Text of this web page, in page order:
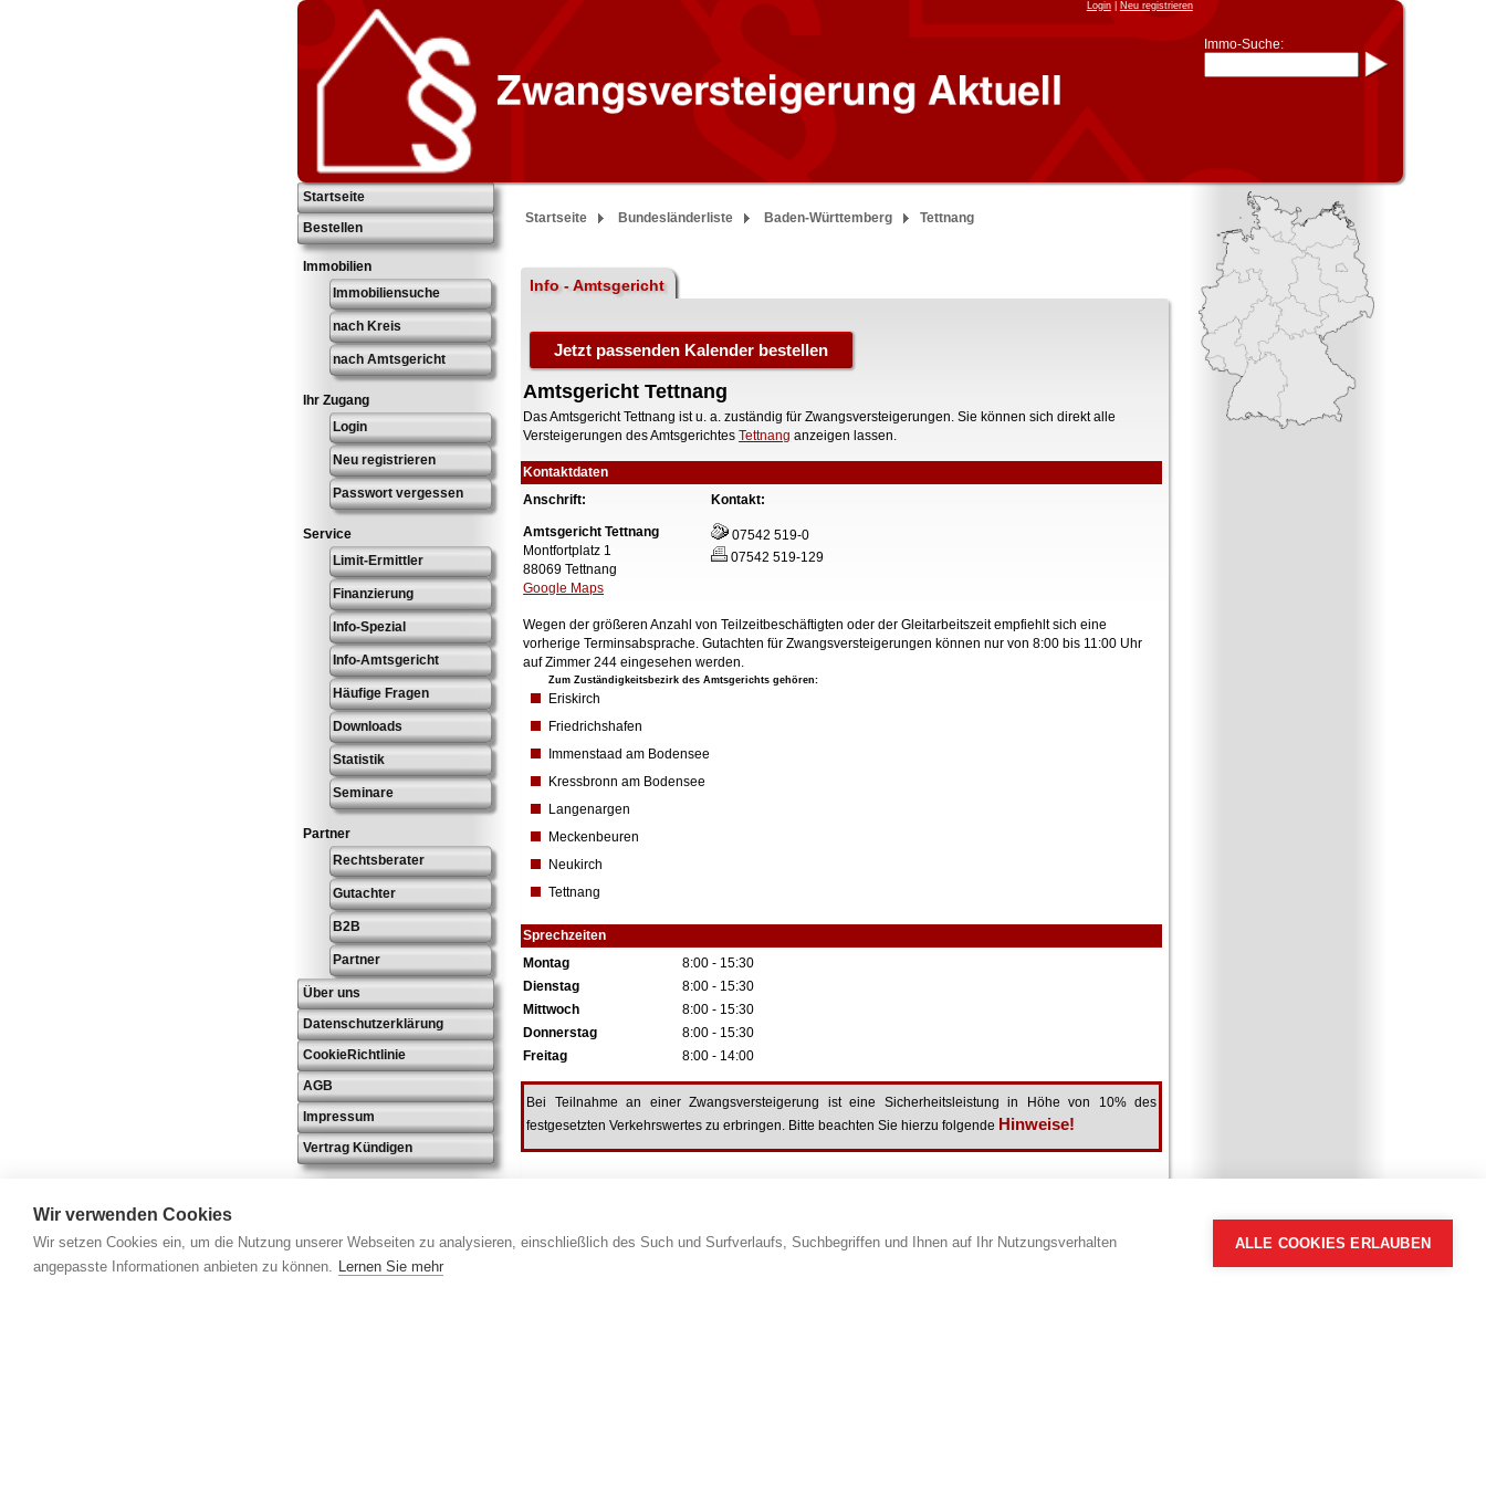
Wir verwenden Cookies
Wir setzen Cookies ein, um die Nutzung unserer Webseiten zu analysieren, einschließlich des Such und Surfverlaufs, Suchbegriffen und Ihnen auf Ihr Nutzungsverhalten
angepasste Informationen anbieten zu können. Lernen Sie mehr
ALLE COOKIES ERLAUBEN
Login| Neu registrieren
Immo-Suche:
* Suche verfeinern durch
Kombinieren
z.B.:
15 Frankfurtfür
Frankfurt/Oder
und
6 Frankfurt
für Frankfurt am
Main
Immobiliensuche
nach Kreis
nach Amtsgericht
Startseite
Bestellen
Immobilien
Immobiliensuche
nach Kreis
nach Amtsgericht
Ihr Zugang
Login
Neu registrieren
Passwort vergessen
Service
Limit-Ermittler
Finanzierung
Info-Spezial
Info-Amtsgericht
Häufige Fragen
Downloads
Statistik
Seminare
Partner
Rechtsberater
Gutachter
B2B
Partner
Über uns
Datenschutzerklärung
CookieRichtlinie
AGB
Impressum
Vertrag Kündigen
Startseite Bundesländerliste Baden-Württemberg Tettnang
Info - Amtsgericht
Amtsgericht Tettnang
Das Amtsgericht Tettnang ist u. a. zuständig für Zwangsversteigerungen. Sie können sich direkt alle
Versteigerungen des AmtsgerichtesTettnang anzeigen lassen.
Kontaktdaten
Anschrift:
Amtsgericht Tettnang
Montfortplatz 1
88069 Tettnang
Google Maps
Kontakt:
07542 519-0
07542 519-129
Wegen der größeren Anzahl von Teilzeitbeschäftigten oder der Gleitarbeitszeit empfiehlt sich eine
vorherige Terminsabsprache. Gutachten für Zwangsversteigerungen können nur von 8:00 bis 11:00 Uhr
auf Zimmer 244 eingesehen werden.
Zum Zuständigkeitsbezirk des Amtsgerichts gehören:
Eriskirch
Friedrichshafen
Immenstaad am Bodensee
Kressbronn am Bodensee
Langenargen
Meckenbeuren
Neukirch
Tettnang
Sprechzeiten
Montag
8:00 - 15:30
Dienstag
8:00 - 15:30
Mittwoch
8:00 - 15:30
Donnerstag
8:00 - 15:30
Freitag
8:00 - 14:00
Bei Teilnahme an einer Zwangsversteigerung ist eine Sicherheitsleistung in Höhe von 10% des
festgesetzten Verkehrswertes zu erbringen. Bitte beachten Sie hierzu folgende Hinweise!